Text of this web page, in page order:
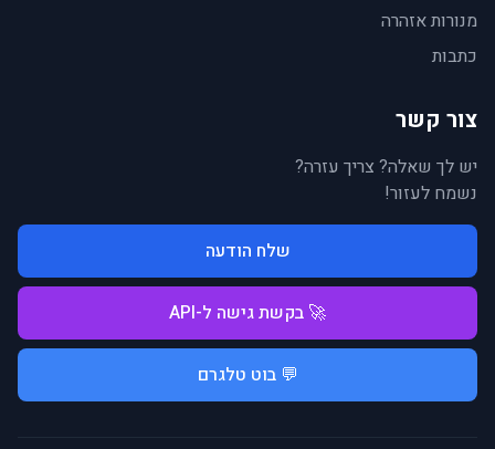
מנורות אזהרה
כתבות
צור קשר
יש לך שאלה? צריך עזרה?
נשמח לעזור!
שלח הודעה
🚀 בקשת גישה ל-API
💬 בוט טלגרם